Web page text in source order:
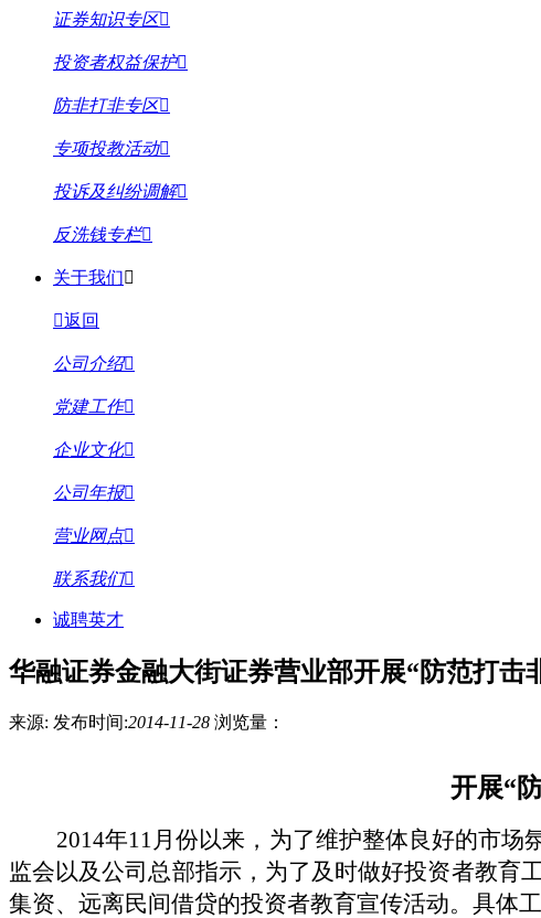
证券知识专区
投资者权益保护
防非打非专区
专项投教活动
投诉及纠纷调解
反洗钱专栏
关于我们
返回
公司介绍
党建工作
企业文化
公司年报
营业网点
联系我们
诚聘英才
华融证券金融大街证券营业部开展“防范打击
来源: 发布时间:2014-11-28 浏览量：
开展“
2014年11月份以来，为了维护整体良好的市场
监会以及公司总部指示，为了及时做好投资者教育
集资、远离民间借贷的投资者教育宣传活动。具体